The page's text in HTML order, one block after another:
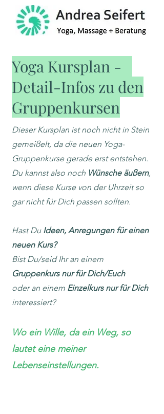
Yoga Kursplan -
Detail-Infos zu den
Gruppenkursen
Dieser Kursplan ist noch nicht in Stein
gemeißelt, da die neuen Yoga-
Gruppenkurse gerade erst entstehen.
Du kannst also noch Wünsche äußern,
wenn diese Kurse von der Uhrzeit so
gar nicht für Dich passen sollten.
Hast Du Ideen, Anregungen für einen
neuen Kurs?
Bist Du/seid Ihr an einem
Gruppenkurs nur für Dich/Euch
oder an einem Einzelkurs nur für Dich
interessiert?
Wo ein Wille, da ein Weg, so
lautet eine meiner
Lebenseinstellungen.